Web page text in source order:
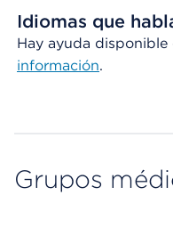
Idiomas que
Hay ayuda disponible
información.
Grupos